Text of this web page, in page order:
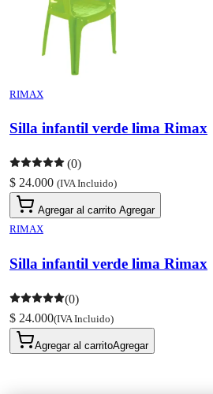
RIMAX
Silla infantil verde lima Rimax
(0)
$ 24.000 (IVA Incluido)
Agregar al carrito Agregar
RIMAX
Silla infantil verde lima Rimax
(0)
$ 24.000(IVA Incluido)
Agregar al carritoAgregar